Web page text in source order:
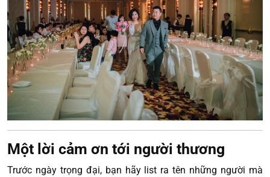
Một lời cảm ơn tới người thương
Trước ngày trọng đại, bạn hãy list ra tên những người mà